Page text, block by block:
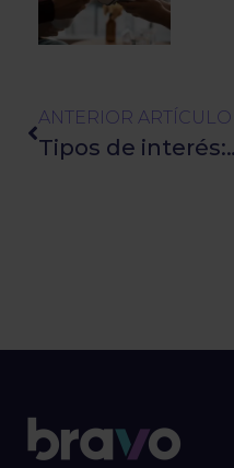
ANTERIOR ARTÍCULO
Tipos de